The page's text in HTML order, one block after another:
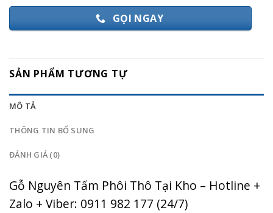
GỌI NGAY
SẢN PHẨM TƯƠNG TỰ
MÔ TẢ
THÔNG TIN BỔ SUNG
ĐÁNH GIÁ (0)
Gỗ Nguyên Tấm Phôi Thô Tại Kho – Hotline +
Zalo + Viber: 0911 982 177 (24/7)